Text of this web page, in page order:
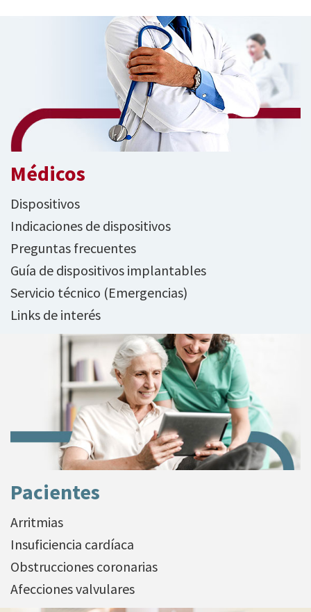
Médicos
Dispositivos
Indicaciones de dispositivos
Preguntas frecuentes
Guía de dispositivos implantables
Servicio técnico (Emergencias)
Links de interés
Pacientes
Arritmias
Insuficiencia cardíaca
Obstrucciones coronarias
Afecciones valvulares